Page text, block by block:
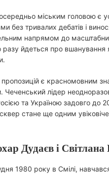
міським головою є
без тривалих дебатів і
напрямом до
разу йдеться про вшанування
є красномовним
Чеченський лідер
та Україною задовго до
стане ще одним
Дудаєв і Світлана
1980 року в Смілі,